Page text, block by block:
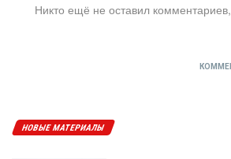
Никто ещё не оставил
НОВЫЕ МАТЕРИАЛЫ